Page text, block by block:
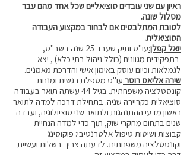
ראיון עם שני עובדים סוציאליים שכל אחד מהם עבר
מסלול שונה.
לטובת המתלבטים אם לבחור במקצוע העבודה
הסוציאלית.
יואל קפלן:
עו"ס ותיק שעבד 25 שנה בשב"ס,
בתפקידים מגוונים (כולל ניהול בתי כלא) , יצא
לגמלאות וכיום עוסק באימון אישי והדרכת מאמנים.
שירה אליאס רוטר:עו"ס מטפלת רגשית ומנחת
קונסטלציה משפחתית. בגיל 44 עשתה תואר בעבודה
סוציאלית כקריירה שניה. בתחילת דרכה למדה לתואר
ראשון מדעי ההתנהגות ולתואר שני סוציולוגיה, ועבדה
שנים בתחום מחקרי שוק, תוך כדי למדה הנחיית
קבוצות ושיטות טיפול אלטרנטיבי: פוקוסינג
וקונסטלציה משפחתית. לדעתה צריך בשלות ועשיית